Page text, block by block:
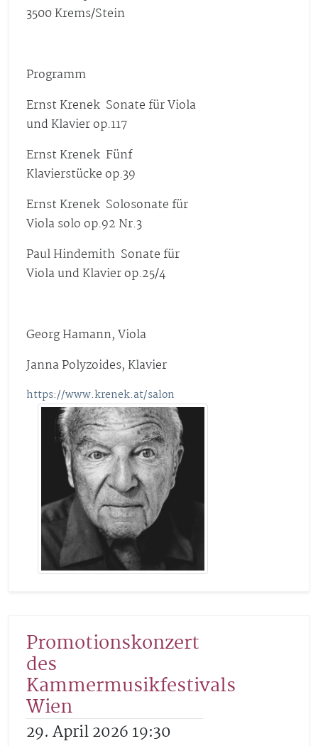
3500 Krems/Stein
Programm
Ernst Krenek Sonate für Viola
und Klavier op.117
Ernst Krenek Fünf
Klavierstücke op.39
Ernst Krenek Solosonate für
Viola soloop.92 Nr.3
Paul Hindemith Sonate für
Viola und Klavier op.25/4
Georg Hamann, Viola
Janna Polyzoides, Klavier
https://www.krenek.at/salon
Promotionskonzert
des
Kammermusikfestivals
Wien
29. April 2026 19:30